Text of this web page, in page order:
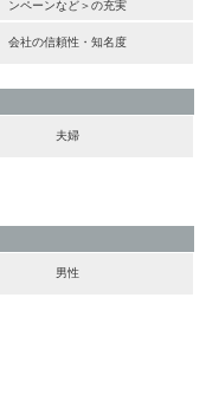
ンペーンなど＞の充実
会社の信頼性・知名度
夫婦
男性